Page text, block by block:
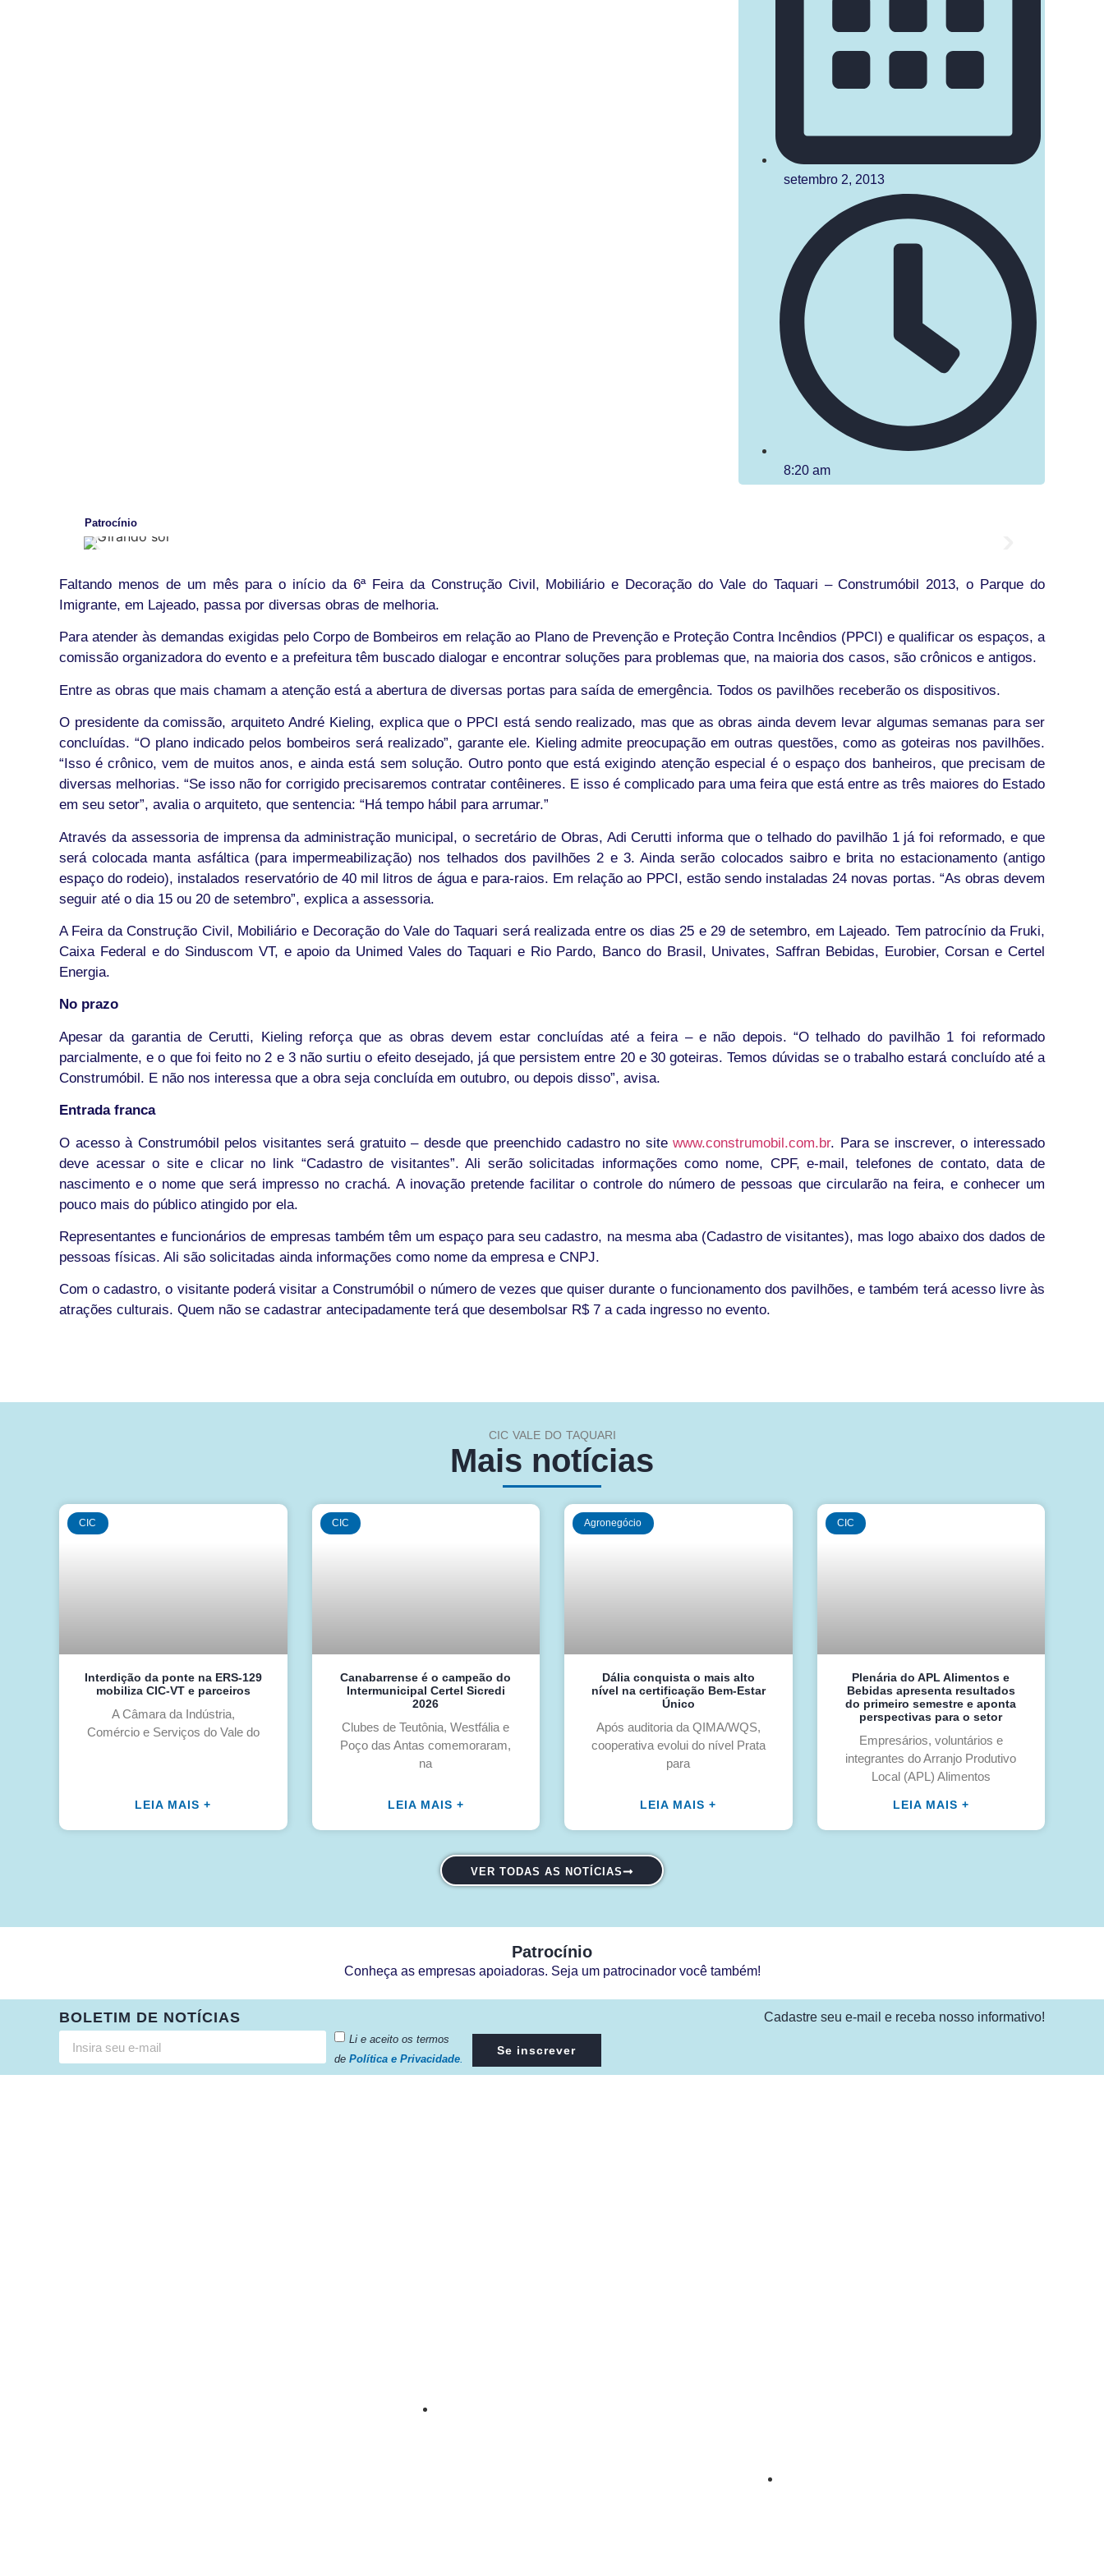
setembro 2, 2013
8:20 am
Patrocínio
Faltando menos de um mês para o início da 6ª Feira da Construção Civil, Mobiliário e Decoração do Vale do Taquari – Construmóbil 2013, o Parque do
Imigrante, em Lajeado, passa por diversas obras de melhoria.
Para atender às demandas exigidas pelo Corpo de Bombeiros em relação ao Plano de Prevenção e Proteção Contra Incêndios (PPCI) e qualificar os espaços, a
comissão organizadora do evento e a prefeitura têm buscado dialogar e encontrar soluções para problemas que, na maioria dos casos, são crônicos e antigos.
Entre as obras que mais chamam a atenção está a abertura de diversas portas para saída de emergência. Todos os pavilhões receberão os dispositivos.
O presidente da comissão, arquiteto André Kieling, explica que o PPCI está sendo realizado, mas que as obras ainda devem levar algumas semanas para ser
concluídas. “O plano indicado pelos bombeiros será realizado”, garante ele. Kieling admite preocupação em outras questões, como as goteiras nos pavilhões.
“Isso é crônico, vem de muitos anos, e ainda está sem solução. Outro ponto que está exigindo atenção especial é o espaço dos banheiros, que precisam de
diversas melhorias. “Se isso não for corrigido precisaremos contratar contêineres. E isso é complicado para uma feira que está entre as três maiores do Estado
em seu setor”, avalia o arquiteto, que sentencia: “Há tempo hábil para arrumar.”
Através da assessoria de imprensa da administração municipal, o secretário de Obras, Adi Cerutti informa que o telhado do pavilhão 1 já foi reformado, e que
será colocada manta asfáltica (para impermeabilização) nos telhados dos pavilhões 2 e 3. Ainda serão colocados saibro e brita no estacionamento (antigo
espaço do rodeio), instalados reservatório de 40 mil litros de água e para-raios. Em relação ao PPCI, estão sendo instaladas 24 novas portas. “As obras devem
seguir até o dia 15 ou 20 de setembro”, explica a assessoria.
A Feira da Construção Civil, Mobiliário e Decoração do Vale do Taquari será realizada entre os dias 25 e 29 de setembro, em Lajeado. Tem patrocínio da Fruki,
Caixa Federal e do Sinduscom VT, e apoio da Unimed Vales do Taquari e Rio Pardo, Banco do Brasil, Univates, Saffran Bebidas, Eurobier, Corsan e Certel
Energia.
No prazo
Apesar da garantia de Cerutti, Kieling reforça que as obras devem estar concluídas até a feira – e não depois. “O telhado do pavilhão 1 foi reformado
parcialmente, e o que foi feito no 2 e 3 não surtiu o efeito desejado, já que persistem entre 20 e 30 goteiras. Temos dúvidas se o trabalho estará concluído até a
Construmóbil. E não nos interessa que a obra seja concluída em outubro, ou depois disso”, avisa.
Entrada franca
O acesso à Construmóbil pelos visitantes será gratuito – desde que preenchido cadastro no sitewww.construmobil.com.br. Para se inscrever, o interessado
deve acessar o site e clicar no link “Cadastro de visitantes”. Ali serão solicitadas informações como nome, CPF, e-mail, telefones de contato, data de
nascimento e o nome que será impresso no crachá. A inovação pretende facilitar o controle do número de pessoas que circularão na feira, e conhecer um
pouco mais do público atingido por ela.
Representantes e funcionários de empresas também têm um espaço para seu cadastro, na mesma aba (Cadastro de visitantes), mas logo abaixo dos dados de
pessoas físicas. Ali são solicitadas ainda informações como nome da empresa e CNPJ.
Com o cadastro, o visitante poderá visitar a Construmóbil o número de vezes que quiser durante o funcionamento dos pavilhões, e também terá acesso livre às
atrações culturais. Quem não se cadastrar antecipadamente terá que desembolsar R$ 7 a cada ingresso no evento.
CIC VALE DO TAQUARI
Mais notícias
CIC
Interdição da ponte na ERS-129
mobiliza CIC-VT e parceiros
A Câmara da Indústria,
Comércio e Serviços do Vale do
LEIA MAIS +
CIC
Canabarrense é o campeão do
Intermunicipal Certel Sicredi
2026
Clubes de Teutônia, Westfália e
Poço das Antas comemoraram,
na
LEIA MAIS +
Agronegócio
Dália conquista o mais alto
nível na certificação Bem-Estar
Único
Após auditoria da QIMA/WQS,
cooperativa evolui do nível Prata
para
LEIA MAIS +
CIC
Plenária do APL Alimentos e
Bebidas apresenta resultados
do primeiro semestre e aponta
perspectivas para o setor
Empresários, voluntários e
integrantes do Arranjo Produtivo
Local (APL) Alimentos
LEIA MAIS +
VER TODAS AS NOTÍCIAS
Patrocínio
Conheça as empresas apoiadoras. Seja um patrocinador você também!
BOLETIM DE NOTÍCIAS Cadastre seu e-mail e receba nosso informativo!
Li e aceito os termos
de Política e Privacidade.
Se inscrever